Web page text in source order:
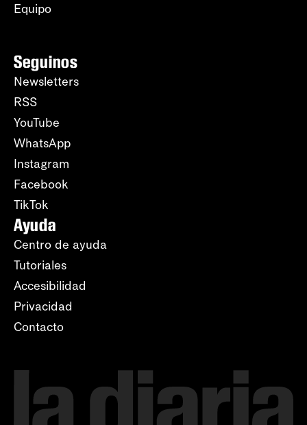
Equipo
Seguinos
Newsletters
RSS
YouTube
WhatsApp
Instagram
Facebook
TikTok
Ayuda
Centro de ayuda
Tutoriales
Accesibilidad
Privacidad
Contacto